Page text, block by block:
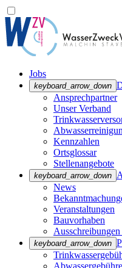
Jobs
keyboard_arrow_down
Ansprechpartner
Unser Verband
Kennzahlen
Ortsglossar
Stellenangebote
keyboard_arrow_down
News
Veranstaltungen
Bauvorhaben
keyboard_arrow_down